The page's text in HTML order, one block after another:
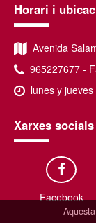
Horari i
Avenida
965227677 -
lunes y
Xarxes socials
Facebook